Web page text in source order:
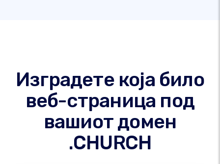
Изградете која било
веб-страница под
вашиот домен
.CHURCH